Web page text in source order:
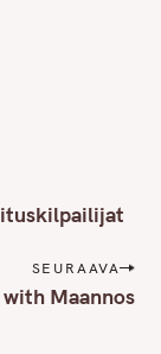
SEURAAVA
with Maannos